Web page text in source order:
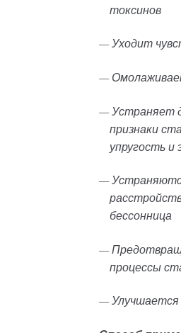
токсинов
— Уходит
—
— Устраняет
признаки
упругость и
—
бессонница
—
процессы
— Улучшается